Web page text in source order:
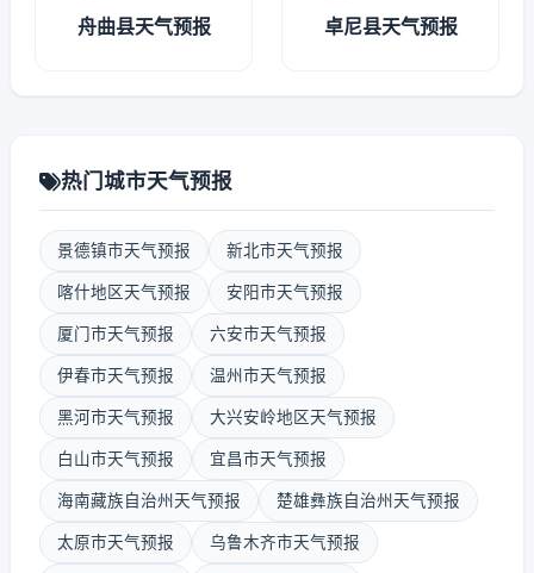
舟曲县天气预报 卓尼县天气预报
热门城市天气预报
景德镇市天气预报 新北市天气预报
喀什地区天气预报 安阳市天气预报
厦门市天气预报 六安市天气预报
伊春市天气预报 温州市天气预报
黑河市天气预报 大兴安岭地区天气预报
白山市天气预报 宜昌市天气预报
海南藏族自治州天气预报 楚雄彝族自治州天气预报
太原市天气预报 乌鲁木齐市天气预报